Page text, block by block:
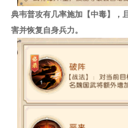
典韦普攻有几率施加【中毒】，
害并恢复自身兵力。